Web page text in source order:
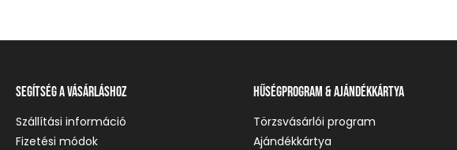
Segítség a vásárláshoz
Szállítási információ
Fizetési módok
Hűségprogram & Ajándékkártya
Törzsvásárlói program
Ajándékkártya